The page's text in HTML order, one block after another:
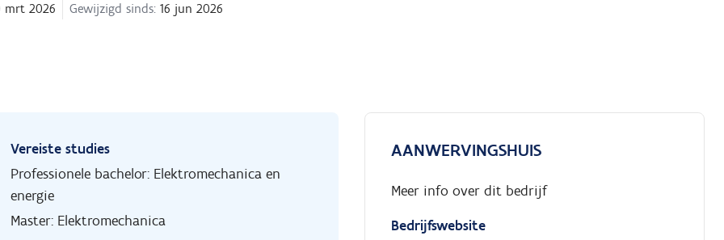
mrt 2026 Gewijzigd sinds: 16 jun 2026
Vereiste studies
Professionele bachelor: Elektromechanica en
energie
Master: Elektromechanica
AANWERVINGSHUIS
Meer info over dit bedrijf
Bedrijfswebsite